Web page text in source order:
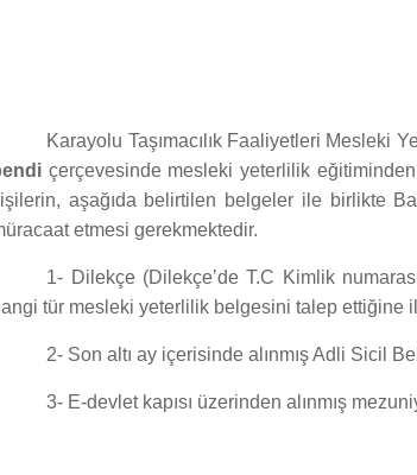
Karayolu Taşımacılık Faaliyetleri Mesleki
çerçevesinde mesleki yeterlilik
aşağıda belirtilen belgeler ile birlikte
etmesi gerekmektedir.
1- Dilekçe (Dilekçe’de T.C Kimlik
tür mesleki yeterlilik belgesini talep ettiğine
2- Son altı ay içerisinde alınmış Adli Sicil
3- E-devlet kapısı üzerinden alınmış